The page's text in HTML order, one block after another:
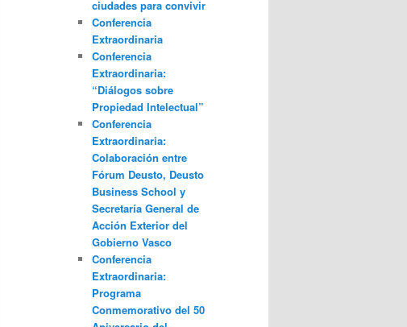
ciudades para convivir
Conferencia
Extraordinaria
Conferencia
Extraordinaria:
“Diálogos sobre
Propiedad Intelectual”
Conferencia
Extraordinaria:
Colaboración entre
Fórum Deusto, Deusto
Business School y
Secretaría General de
Acción Exterior del
Gobierno Vasco
Conferencia
Extraordinaria:
Programa
Conmemorativo del 50